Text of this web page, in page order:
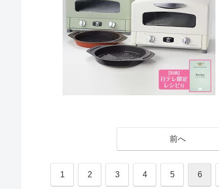
前へ
1 2 3 4 5 6